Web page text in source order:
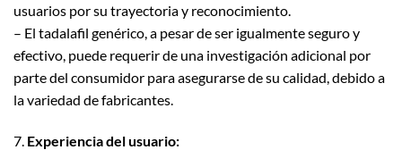
usuarios por su trayectoria y reconocimiento.
– El tadalafil genérico, a pesar de ser igualmente seguro y
efectivo, puede requerir de una investigación adicional por
parte del consumidor para asegurarse de su calidad, debido a
la variedad de fabricantes.
7. Experiencia del usuario: